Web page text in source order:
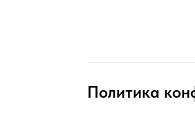
Политика